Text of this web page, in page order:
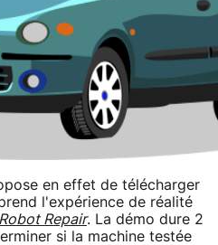
en effet de télécharger
l'expérience de réalité
Repair. La démo dure 2
si la machine testée